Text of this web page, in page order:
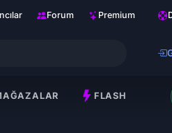
Forum Premium
FLASH